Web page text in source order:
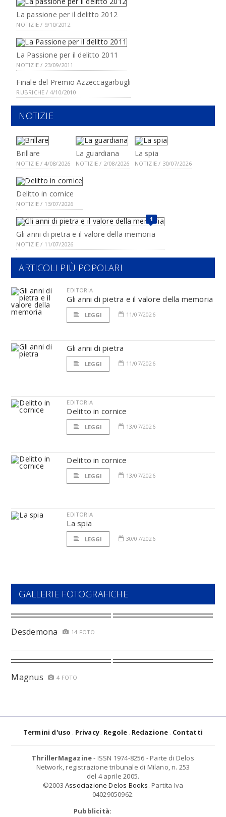
La passione per il delitto 2012
NOTIZIE / 9/10/2012
La Passione per il delitto 2011
NOTIZIE / 23/09/2011
Finale del Premio Azzeccagarbugli
RUBRICHE / 4/10/2010
NOTIZIE
Brillare
NOTIZIE / 4/08/2026
La guardiana
NOTIZIE / 2/08/2026
La spia
NOTIZIE / 30/07/2026
Delitto in cornice
NOTIZIE / 13/07/2026
1
Gli anni di pietra e il valore della memoria
NOTIZIE / 11/07/2026
ARTICOLI PIÙ POPOLARI
EDITORIA
Gli anni di pietra e il valore della memoria
LEGGI 11/07/2026
Gli anni di pietra
LEGGI 11/07/2026
EDITORIA
Delitto in cornice
LEGGI 13/07/2026
Delitto in cornice
LEGGI 13/07/2026
EDITORIA
La spia
LEGGI 30/07/2026
GALLERIE FOTOGRAFICHE
Desdemona 14 FOTO
Magnus 4 FOTO
Termini d'uso Privacy Regole Redazione Contatti
ThrillerMagazine- ISSN 1974-8256 - Parte di Delos
Network, registrazione tribunale di Milano, n. 253
del 4 aprile 2005.
©2003 Associazione Delos Books. Partita Iva
04029050962.
Pubblicità: